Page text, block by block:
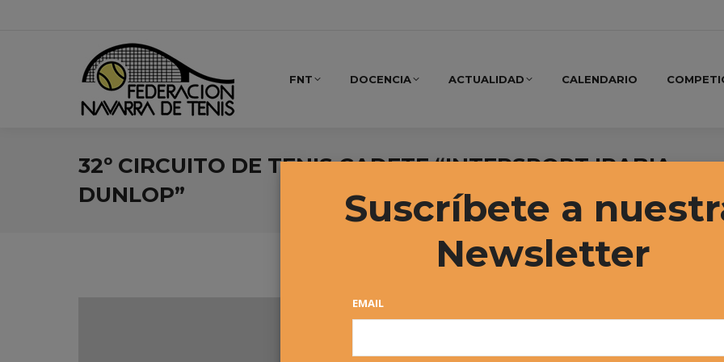
FNT DOCENCIA ACTUALIDAD CALENDARIO
32º CIRCUITO DE TENIS CADETE “INTERSPORT IRABIA –
DUNLOP”
Suscríbete a
Newsletter
EMAIL